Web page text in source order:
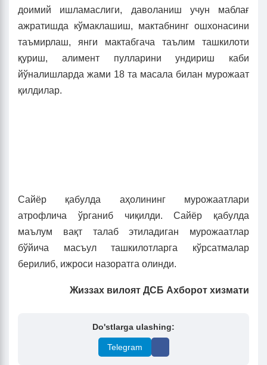
доимий ишламаслиги, даволаниш учун маблағ
ажратишда кўмаклашиш, мактабнинг ошхонасини
таъмирлаш, янги мактабгача таълим ташкилоти
қуриш, алимент пулларини ундириш каби
йўналишларда жами 18 та масала билан мурожаат
қилдилар.
Сайёр қабулда аҳолининг мурожаатлари
атрофлича ўрганиб чиқилди. Сайёр қабулда
маълум вақт талаб этиладиган мурожаатлар
бўйича масъул ташкилотларга кўрсатмалар
берилиб, ижроси назоратга олинди.
Жиззах вилоят ДСБ Ахборот хизмати
Do'stlarga ulashing:
Telegram